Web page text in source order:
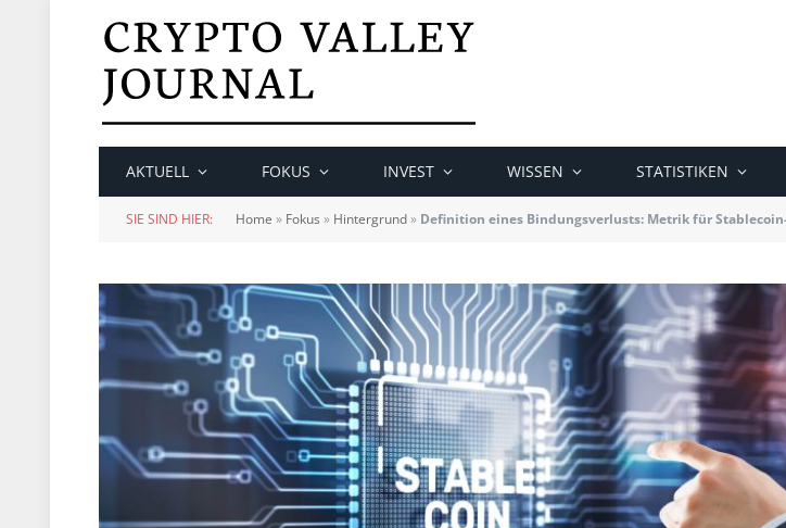
AKTUELL FOKUS INVEST WISSEN STATISTIKEN
SIE SIND HIER: Home » Fokus » Hintergrund» Definition eines Bindungsverlusts: Metrik für